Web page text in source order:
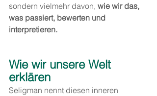
sondern vielmehr davon, wie wir das,
was passiert, bewerten und
interpretieren.
Wie wir unsere Welt
erklären
Seligman nennt diesen inneren